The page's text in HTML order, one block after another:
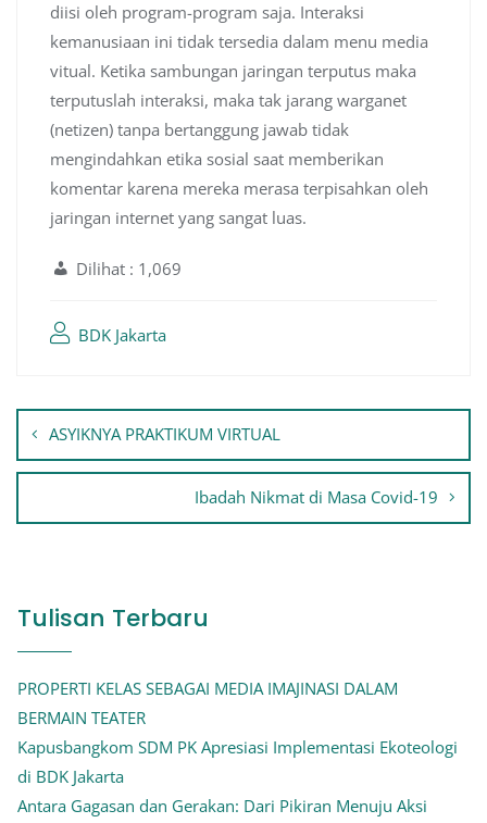
diisi oleh program-program saja. Interaksi
kemanusiaan ini tidak tersedia dalam menu media
vitual. Ketika sambungan jaringan terputus maka
terputuslah interaksi, maka tak jarang warganet
(netizen) tanpa bertanggung jawab tidak
mengindahkan etika sosial saat memberikan
komentar karena mereka merasa terpisahkan oleh
jaringan internet yang sangat luas.
Dilihat : 1,069
BDK Jakarta
Navigasi
posASYIKNYA PRAKTIKUM VIRTUAL
Ibadah Nikmat di Masa Covid-19
Tulisan Terbaru
PROPERTI KELAS SEBAGAI MEDIA IMAJINASI DALAM
BERMAIN TEATER
Kapusbangkom SDM PK Apresiasi Implementasi Ekoteologi
di BDK Jakarta
Antara Gagasan dan Gerakan: Dari Pikiran Menuju Aksi